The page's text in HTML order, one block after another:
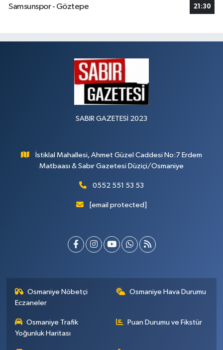
Samsunspor - Göztepe
21:30
SABIR GAZETESİ 2023
İstiklal Mahallesi, Ahmet Güzel Caddesi No:7 Erdem
Matbaası & Sabır Gazetesi Düziçi/Osmaniye
0552 551 53 53
[email protected]
Osmaniye Nöbetçi
Eczaneler
Osmaniye Hava Durumu
Osmaniye Trafik
Yoğunluk Haritası
Puan Durumu ve Fikstür